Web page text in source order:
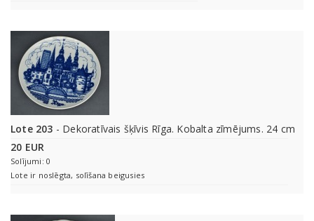
Lote 203 - Dekoratīvais šķīvis Rīga. Kobalta zīmējums. 24 cm
20 EUR
Solījumi: 0
Lote ir noslēgta, solīšana beigusies